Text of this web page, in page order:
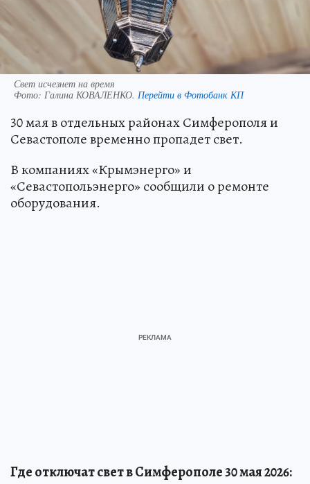
Свет исчезнет на время
Фото: Галина КОВАЛЕНКО. Перейти в Фотобанк КП
30 мая в отдельных районах Симферополя и
Севастополе временно пропадет свет.
В компаниях «Крымэнерго» и
«Севастопольэнерго» сообщили о ремонте
оборудования.
Где отключат свет в Симферополе 30 мая 2026: